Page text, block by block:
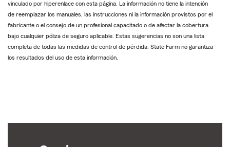
vinculado por hiperenlace con esta página. La información no tiene la intención
de reemplazar los manuales, las instrucciones ni la información provistos por el
fabricante o el consejo de un profesional capacitado o de afectar la cobertura
bajo cualquier póliza de seguro aplicable. Estas sugerencias no son una lista
completa de todas las medidas de control de pérdida. State Farm no garantiza
los resultados del uso de esta información.